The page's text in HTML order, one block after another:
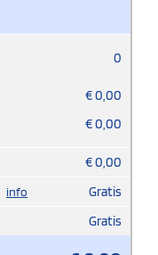
0
€0,00
€0,00
€0,00
info
Gratis
Gratis